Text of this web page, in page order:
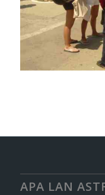
APA LAN